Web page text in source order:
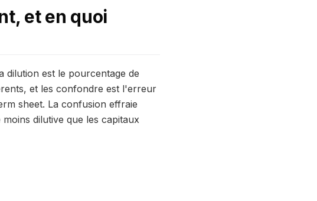
et en quoi
dilution est le pourcentage de
et les confondre est l'erreur
sheet. La confusion effraie
dilutive que les capitaux